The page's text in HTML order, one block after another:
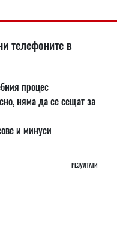
телефоните в
процес
няма да се сещат за
и минуси
РЕЗУЛТАТИ